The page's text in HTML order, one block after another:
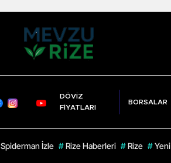
DÖVİZ
FİYATLARI
BORSALAR
Spiderman İzle # Rize Haberleri # Rize #